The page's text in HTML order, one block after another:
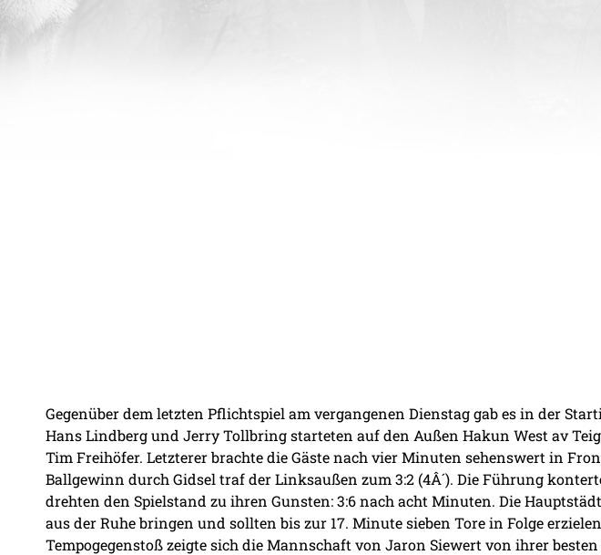
Gegenüber dem letzten Pflichtspiel am vergangenen Dienstag gab es in der
Hans Lindberg und Jerry Tollbring starteten auf den Außen Hakun West av
Tim Freihöfer. Letzterer brachte die Gäste nach vier Minuten sehenswert in
Ballgewinn durch Gidsel traf der Linksaußen zum 3:2 (4Â´). Die Führung
drehten den Spielstand zu ihren Gunsten: 3:6 nach acht Minuten. Die
aus der Ruhe bringen und sollten bis zur 17. Minute sieben Tore in Folge
Tempogegenstoß zeigte sich die Mannschaft von Jaron Siewert von ihrer